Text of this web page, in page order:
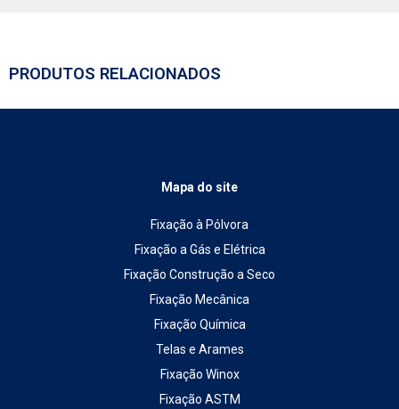
PRODUTOS RELACIONADOS
Mapa do site
Fixação à Pólvora
Fixação a Gás e Elétrica
Fixação Construção a Seco
Fixação Mecânica
Fixação Química
Telas e Arames
Fixação Winox
Fixação ASTM